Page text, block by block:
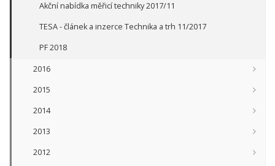
Akční nabídka měřicí techniky 2017/11
TESA - článek a inzerce Technika a trh 11/2017
PF 2018
2016
2015
2014
2013
2012